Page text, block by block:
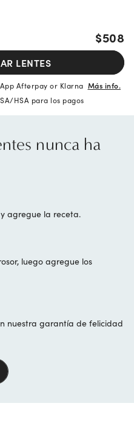
$508
LENTES
Afterpay or Klarna Más info.
HSA para los pagos
nunca ha
agregue la receta.
luego agregue los
nuestra garantía de felicidad